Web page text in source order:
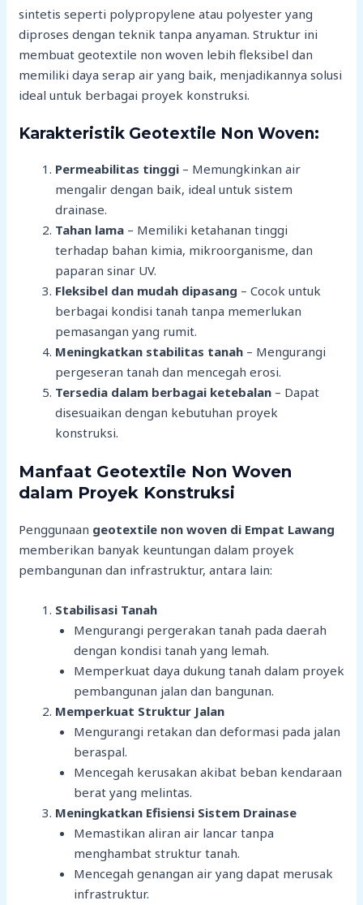
sintetis seperti polypropylene atau polyester yang
diproses dengan teknik tanpa anyaman. Struktur ini
membuat geotextile non woven lebih fleksibel dan
memiliki daya serap air yang baik, menjadikannya solusi
ideal untuk berbagai proyek konstruksi.
Karakteristik Geotextile Non Woven:
Permeabilitas tinggi – Memungkinkan air
mengalir dengan baik, ideal untuk sistem
drainase.
Tahan lama – Memiliki ketahanan tinggi
terhadap bahan kimia, mikroorganisme, dan
paparan sinar UV.
Fleksibel dan mudah dipasang – Cocok untuk
berbagai kondisi tanah tanpa memerlukan
pemasangan yang rumit.
Meningkatkan stabilitas tanah – Mengurangi
pergeseran tanah dan mencegah erosi.
Tersedia dalam berbagai ketebalan – Dapat
disesuaikan dengan kebutuhan proyek
konstruksi.
Manfaat Geotextile Non Woven
dalam Proyek Konstruksi
Penggunaan geotextile non woven di Empat Lawang
memberikan banyak keuntungan dalam proyek
pembangunan dan infrastruktur, antara lain:
Stabilisasi Tanah
Mengurangi pergerakan tanah pada daerah
dengan kondisi tanah yang lemah.
Memperkuat daya dukung tanah dalam proyek
pembangunan jalan dan bangunan.
Memperkuat Struktur Jalan
Mengurangi retakan dan deformasi pada jalan
beraspal.
Mencegah kerusakan akibat beban kendaraan
berat yang melintas.
Meningkatkan Efisiensi Sistem Drainase
Memastikan aliran air lancar tanpa
menghambat struktur tanah.
Mencegah genangan air yang dapat merusak
infrastruktur.